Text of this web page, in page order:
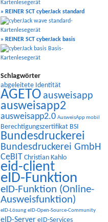
» REINER SCT cyberJack standard
» REINER SCT cyberJack basis
Schlagwörter
abgeleitete Identität
AGETO ausweisapp
ausweisapp2
ausweisapp2.0 AusweisApp mobil
Berechtigungszertifikat BSI
Bundesdruckerei
Bundesdruckerei GmbH
CeBIT Christian Kahlo
eid-client
eID-Funktion
eID-Funktion (Online-
Ausweisfunktion)
eID-Lösung eID-Open-Source-Community
eID-Server eID-Services